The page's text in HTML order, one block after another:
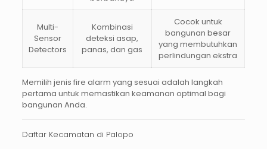
Multi-
Sensor
Detectors
Kombinasi
deteksi asap,
panas, dan gas
Cocok untuk
bangunan besar
yang membutuhkan
perlindungan ekstra
Memilih jenis fire alarm yang sesuai adalah langkah
pertama untuk memastikan keamanan optimal bagi
bangunan Anda.
Daftar Kecamatan di Palopo